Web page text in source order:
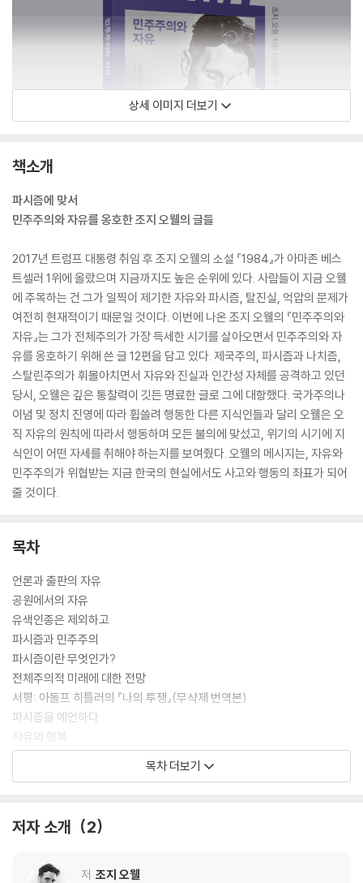
상세 이미지 더보기
책소개
파시즘에 맞서
민주주의와 자유를 옹호한 조지 오웰의 글들
2017년 트럼프 대통령 취임 후 조지 오웰의 소설 『1984』가 아마존 베스
트셀러 1위에 올랐으며 지금까지도 높은 순위에 있다. 사람들이 지금 오웰
에 주목하는 건 그가 일찍이 제기한 자유와 파시즘, 탈진실, 억압의 문제가
여전히 현재적이기 때문일 것이다. 이번에 나온 조지 오웰의 『민주주의와
자유』는 그가 전체주의가 가장 득세한 시기를 살아오면서 민주주의와 자
유를 옹호하기 위해 쓴 글 12편을 담고 있다. 제국주의, 파시즘과 나치즘,
스탈린주의가 휘몰아치면서 자유와 진실과 인간성 자체를 공격하고 있던
당시, 오웰은 깊은 통찰력이 깃든 명료한 글로 그에 대항했다. 국가주의나
이념 및 정치 진영에 따라 휩쓸려 행동한 다른 지식인들과 달리 오웰은 오
직 자유의 원칙에 따라서 행동하며 모든 불의에 맞섰고, 위기의 시기에 지
식인이 어떤 자세를 취해야 하는지를 보여줬다. 오웰의 메시지는, 자유와
민주주의가 위협받는 지금 한국의 현실에서도 사고와 행동의 좌표가 되어
줄 것이다.
목차
언론과 출판의 자유
공원에서의 자유
유색인종은 제외하고
파시즘과 민주주의
파시즘이란 무엇인가?
전체주의적 미래에 대한 전망
서평: 아돌프 히틀러의 『나의 투쟁』(무삭제 번역본)
파시즘을 예언하다
자유와 행복
리뷰: 해들리 캔트릴의 「화성 침공」
조지 오웰 연보
목차 더보기
저자 소개 2
저 조지 오웰